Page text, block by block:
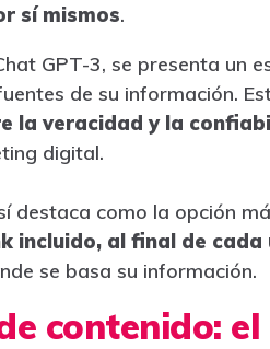
sí mismos.
GPT-3, se presenta un
de su información.
la veracidad y la
digital.
destaca como la opción
incluido, al final de cada
se basa su información.
contenido: